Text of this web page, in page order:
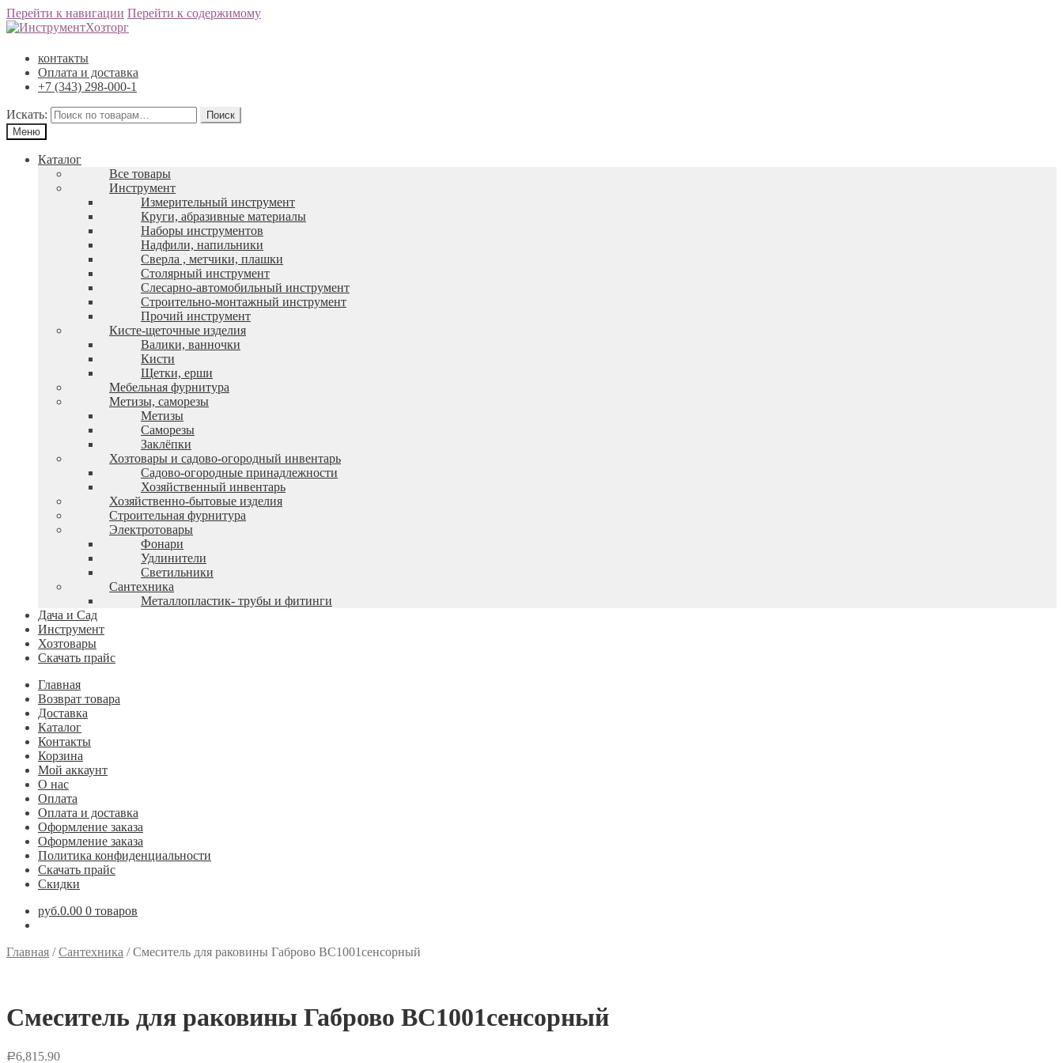
Перейти к навигации Перейти к содержимому
контакты
Оплата и доставка
+7 (343) 298-000-1
Искать:
Меню
Каталог
Все товары
Инструмент
Измерительный инструмент
Круги, абразивные материалы
Наборы инструментов
Надфили, напильники
Сверла , метчики, плашки
Столярный инструмент
Слесарно-автомобильный инструмент
Строительно-монтажный инструмент
Прочий инструмент
Кисте-щеточные изделия
Валики, ванночки
Кисти
Щетки, ерши
Мебельная фурнитура
Метизы, саморезы
Метизы
Саморезы
Заклёпки
Хозтовары и садово-огородный инвентарь
Садово-огородные принадлежности
Хозяйственный инвентарь
Хозяйственно-бытовые изделия
Строительная фурнитура
Электротовары
Фонари
Удлинители
Светильники
Сантехника
Металлопластик- трубы и фитинги
Дача и Сад
Инструмент
Хозтовары
Скачать прайс
Главная
Возврат товара
Доставка
Каталог
Контакты
Корзина
Мой аккаунт
О нас
Оплата
Оплата и доставка
Оформление заказа
Оформление заказа
Политика конфиденциальности
Скачать прайс
Скидки
руб.0.00 0 товаров
Главная /Сантехника /Смеситель для раковины Габрово ВС1001сенсорный
Смеситель для раковины Габрово ВС1001сенсорный
Р6,815.90